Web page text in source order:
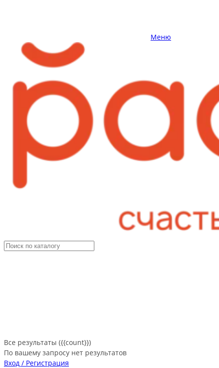
Меню
Все результаты ({{count}})
По вашему запросу нет результатов
Вход / Регистрация